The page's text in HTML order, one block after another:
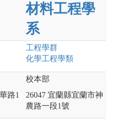
材料工程學
系
工程學群
化學工程學類
路1
校本部
26047 宜蘭縣宜蘭市神
農路一段1號